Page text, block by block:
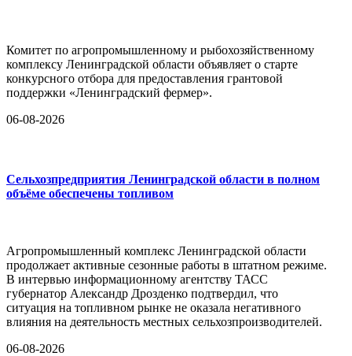
Комитет по агропромышленному и рыбохозяйственному
комплексу Ленинградской области объявляет о старте
конкурсного отбора для предоставления грантовой
поддержки «Ленинградский фермер».
06-08-2026
Сельхозпредприятия Ленинградской области в полном
объёме обеспечены топливом
Агропромышленный комплекс Ленинградской области
продолжает активные сезонные работы в штатном режиме.
В интервью информационному агентству ТАСС
губернатор Александр Дрозденко подтвердил, что
ситуация на топливном рынке не оказала негативного
влияния на деятельность местных сельхозпроизводителей.
06-08-2026